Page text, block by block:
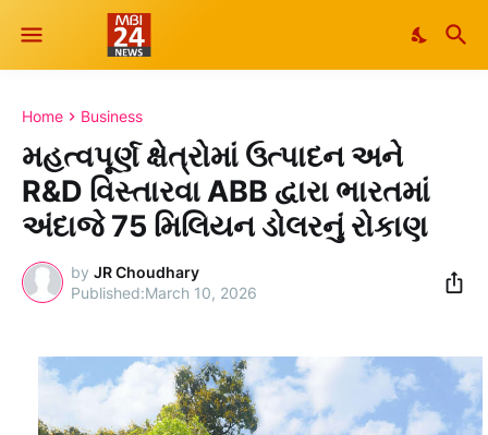
Home Business
મહત્વપૂર્ણ ક્ષેત્રોમાં ઉત્પાદન અને
R&D વિસ્તારવા ABB દ્વારા ભારતમાં
અંદાજે 75 મિલિયન ડોલરનું રોકાણ
by JR Choudhary
March 10, 2026